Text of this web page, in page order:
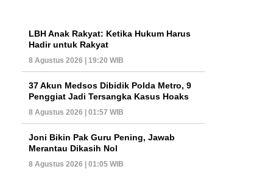
LBH Anak Rakyat: Ketika Hukum Harus
Hadir untuk Rakyat
8 Agustus 2026 | 19:20 WIB
37 Akun Medsos Dibidik Polda Metro, 9
Penggiat Jadi Tersangka Kasus Hoaks
8 Agustus 2026 | 01:57 WIB
Joni Bikin Pak Guru Pening, Jawab
Merantau Dikasih Nol
8 Agustus 2026 | 01:05 WIB